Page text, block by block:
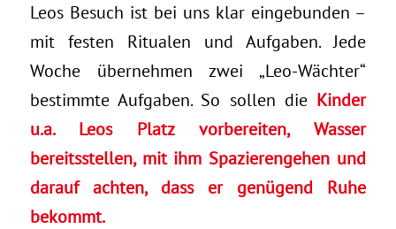
Leos Besuch ist bei uns klar eingebunden –
mit festen Ritualen und Aufgaben. Jede
Woche übernehmen zwei „Leo-Wächter“
bestimmte Aufgaben. So sollen die Kinder
u.a. Leos Platz vorbereiten, Wasser
bereitsstellen, mit ihm Spazierengehen und
darauf achten, dass er genügend Ruhe
bekommt.